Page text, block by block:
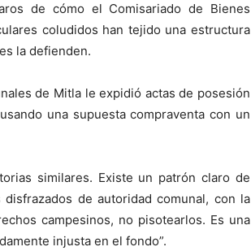
de cómo el Comisariado de Bienes
coludidos han tejido una estructura
la defienden.
de Mitla le expidió actas de posesión
una supuesta compraventa con un
similares. Existe un patrón claro de
de autoridad comunal, con la
campesinos, no pisotearlos. Es una
injusta en el fondo”.